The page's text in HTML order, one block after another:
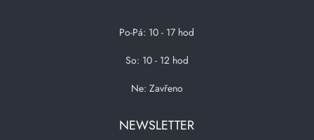
Po-Pá: 10 - 17 hod
So: 10 - 12 hod
Ne: Zavřeno
NEWSLETTER